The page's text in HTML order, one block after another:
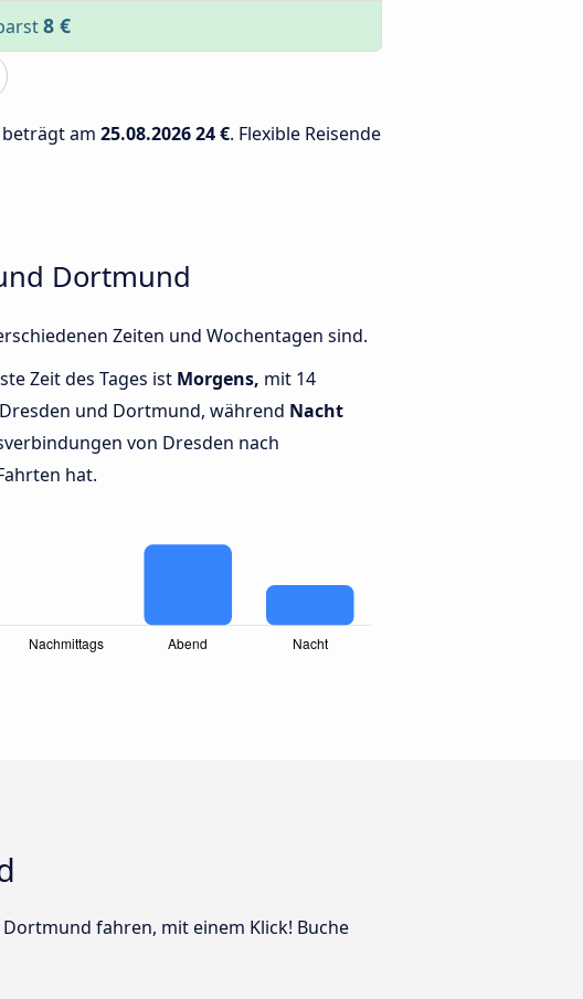
8 €
am 25.08.202624 €. Flexible Reisende
Dortmund
Zeiten und Wochentagen sind.
Zeit des Tages ist Morgens, mit 14
und Dortmund, während Nacht
von Dresden nach
hat.
fahren, mit einem Klick! Buche